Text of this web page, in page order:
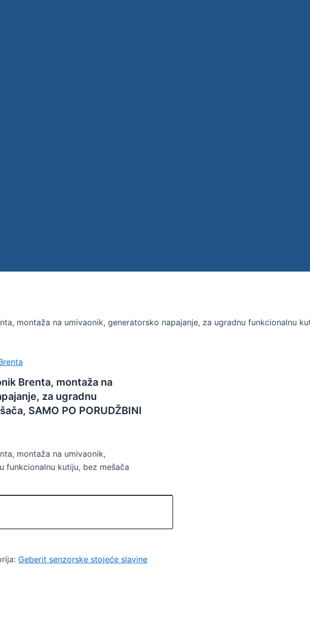
montaža na umivaonik, generatorsko napajanje, za ugradnu funkcionalnu
Brenta, montaža na
za ugradnu
SAMO PO PORUDŽBINI
montaža na umivaonik,
funkcionalnu kutiju, bez mešača
Geberit senzorske stojeće slavine